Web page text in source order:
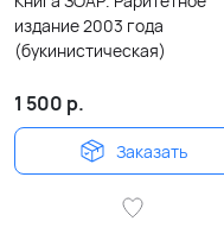
издание 2003 года
(букинистическая)
1 500 р.
Заказать